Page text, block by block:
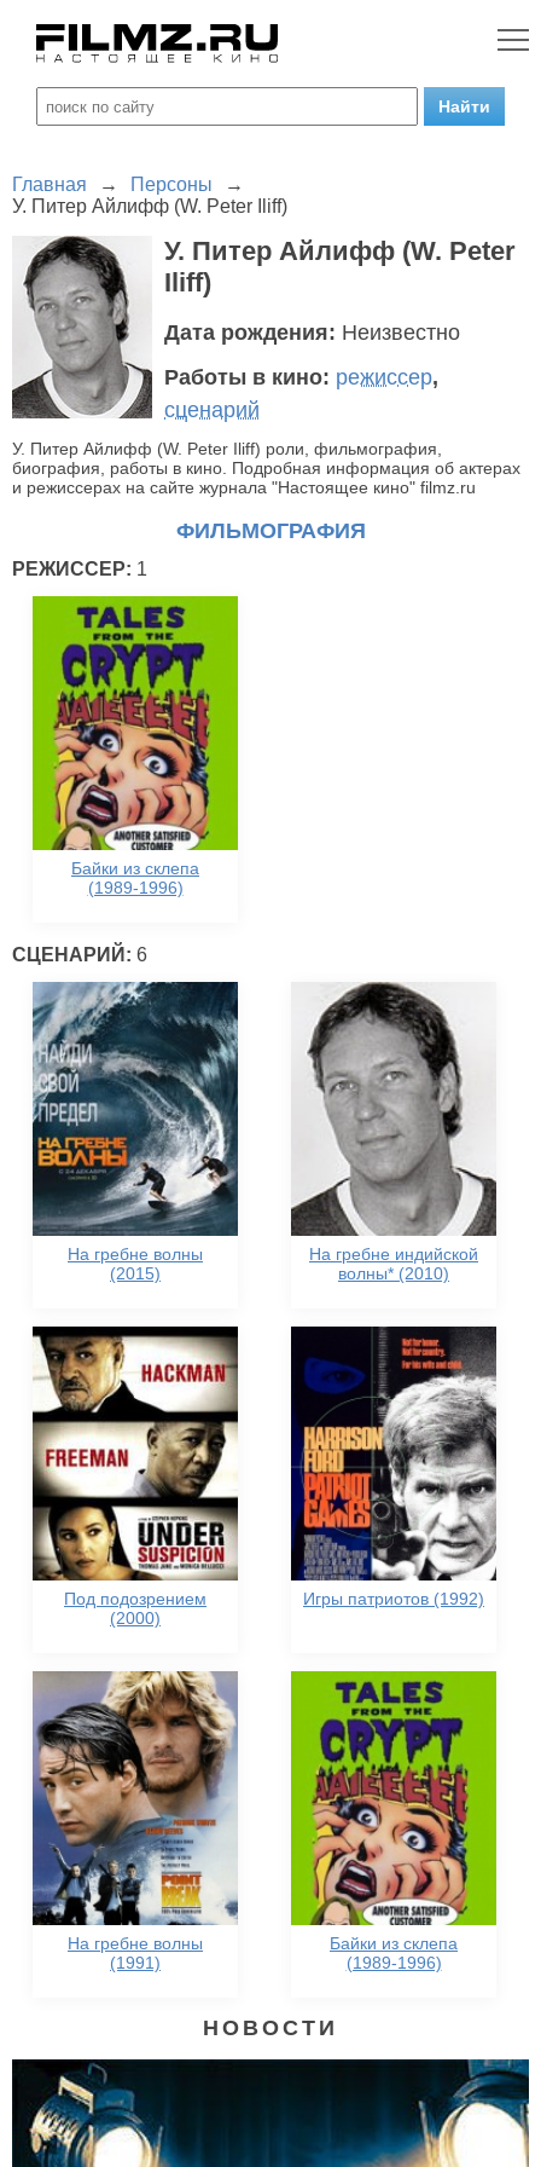
Главная → Персоны
→
У. Питер Айлифф (W. Peter Iliff)
У. Питер Айлифф (W. Peter
Iliff)
Дата рождения: Неизвестно
Работы в кино: режиссер,
сценарий
У. Питер Айлифф (W. Peter Iliff) роли, фильмография,
биография, работы в кино. Подробная информация об актерах
и режиссерах на сайте журнала "Настоящее кино" filmz.ru
ФИЛЬМОГРАФИЯ
РЕЖИССЕР: 1
Байки из склепа
(1989-1996)
СЦЕНАРИЙ: 6
На гребне волны
(2015)
На гребне индийской
волны* (2010)
Под подозрением
(2000)
Игры патриотов (1992)
На гребне волны
(1991)
Байки из склепа
(1989-1996)
НОВОСТИ